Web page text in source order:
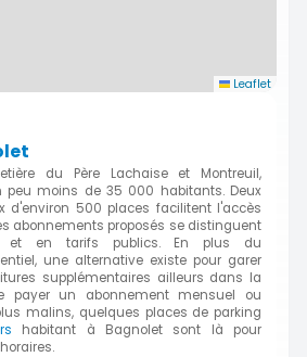
Leaflet
du Père Lachaise et Montreuil,
peu moins de 35 000 habitants. Deux
d'environ 500 places facilitent l'accès
abonnements proposés se distinguent
et en tarifs publics. En plus du
une alternative existe pour garer
supplémentaires ailleurs dans la
payer un abonnement mensuel ou
malins, quelques places de parking
habitant à Bagnolet sont là pour